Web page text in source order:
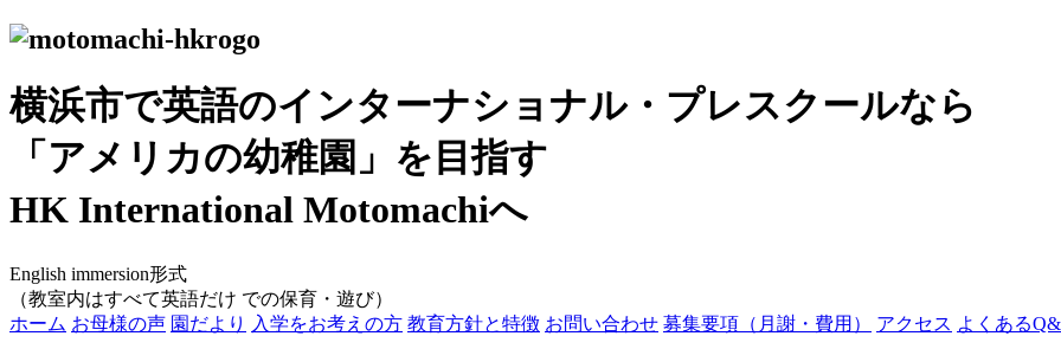
横浜市で英語のインターナショナル・プレスクールなら
「アメリカの幼稚園」を目指す
HK International Motomachiへ
English immersion形式
（教室内はすべて英語だけ での保育・遊び）
ホーム お母様の声 園だより 入学をお考えの方 教育方針と特徴 お問い合わせ 募集要項（月謝・費用） アクセス よくある